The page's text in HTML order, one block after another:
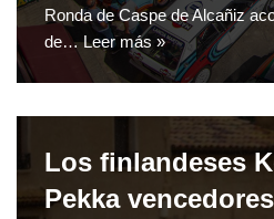
Ronda de Caspe de Alcañiz
de…Leer más »
Los finlandeses
Pekka